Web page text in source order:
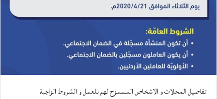
تفاصيل المحلات و الاشخاص المسموح لهم بلعمل و الشروط الواجبة